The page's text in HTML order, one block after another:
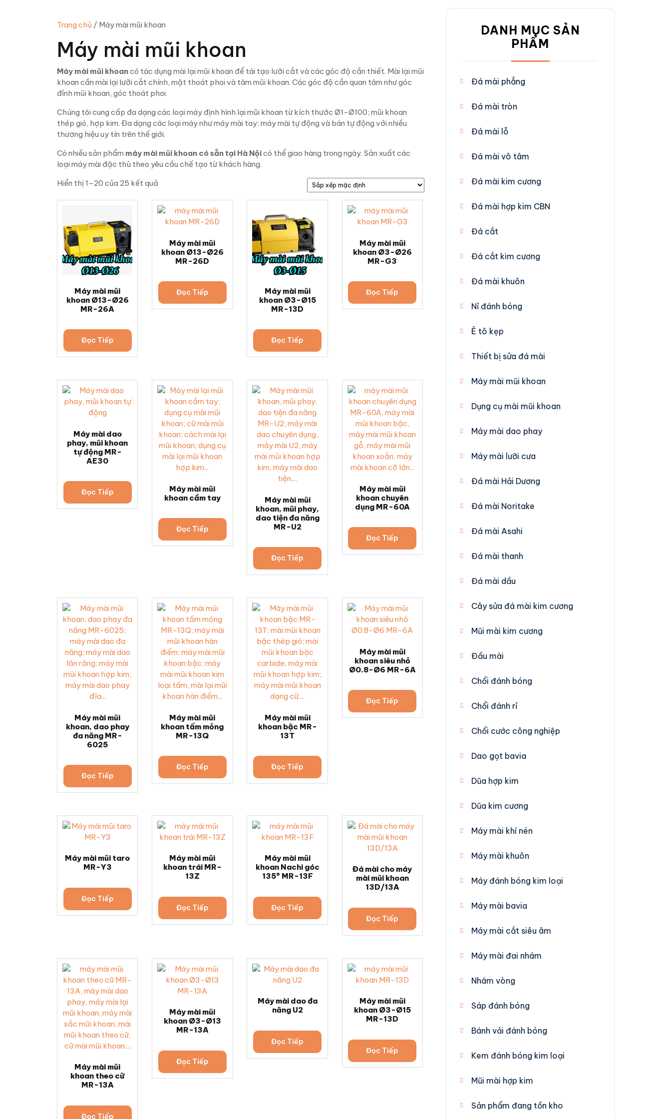
Trang chủ / Máy mài mũi khoan
Máy mài mũi khoan
Máy mài mũi khoancó tác dụng mài lại mũi khoan để tái tạo lưỡi cắt và các góc độ cần thiết. Mài lại mũi
khoan cần mài lại lưỡi cắt chính, mặt thoát phoi và tâm mũi khoan. Các góc độ cần quan tâm như góc
đỉnh mũi khoan, góc thoát phoi.
Chúng tôi cung cấp đa dạng các loại máy định hình lại mũi khoan từ kích thước Ø1-Ø100; mũi khoan
thép gió, hợp kim. Đa dạng các loại máy như máy mài tay; máy mài tự động và bán tự động với nhiều
thương hiệu uy tín trên thế giới.
Có nhiều sản phẩm máy mài mũi khoan có sẵn tại Hà Nộicó thể giao hàng trong ngày. Sản xuất các
loại máy mài đặc thù theo yêu cầu chế tạo từ khách hàng.
Hiển thị 1–20 của 25 kết quả
Máy mài mũi
khoan Ø13-Ø26
MR-26A
Đọc Tiếp
Máy mài mũi
khoan Ø13-Ø26
MR-26D
Đọc Tiếp
Máy mài mũi
khoan Ø3-Ø15
MR-13D
Đọc Tiếp
Máy mài mũi
khoan Ø3-Ø26
MR-G3
Đọc Tiếp
Máy mài dao
phay, mũi khoan
tự động MR-
AE30
Đọc Tiếp
Máy mài mũi
khoan cầm tay
Đọc Tiếp
Máy mài mũi
khoan, mũi phay,
dao tiện đa năng
MR-U2
Đọc Tiếp
Máy mài mũi
khoan chuyên
dụng MR-60A
Đọc Tiếp
Máy mài mũi
khoan, dao phay
đa năng MR-
6025
Đọc Tiếp
Máy mài mũi
khoan tấm mỏng
MR-13Q
Đọc Tiếp
Máy mài mũi
khoan bậc MR-
13T
Đọc Tiếp
Máy mài mũi
khoan siêu nhỏ
Ø0.8-Ø6 MR-6A
Đọc Tiếp
Máy mài mũi taro
MR-Y3
Đọc Tiếp
Máy mài mũi
khoan trái MR-
13Z
Đọc Tiếp
Máy mài mũi
khoan Nachi góc
135° MR-13F
Đọc Tiếp
Đá mài cho máy
mài mũi khoan
13D/13A
Đọc Tiếp
Máy mài mũi
khoan theo cữ
MR-13A
Đọc Tiếp
Máy mài mũi
khoan Ø3-Ø13
MR-13A
Đọc Tiếp
Máy mài dao đa
năng U2
Đọc Tiếp
Máy mài mũi
khoan Ø3-Ø15
MR-13D
Đọc Tiếp
DANH MỤC SẢN
PHẨM
Đá mài phẳng
Đá mài tròn
Đá mài lỗ
Đá mài vô tâm
Đá mài kim cương
Đá mài hợp kim CBN
Đá cắt
Đá cắt kim cương
Đá mài khuôn
Nỉ đánh bóng
Ê tô kẹp
Thiết bị sửa đá mài
Máy mài mũi khoan
Dụng cụ mài mũi khoan
Máy mài dao phay
Máy mài lưỡi cưa
Đá mài Hải Dương
Đá mài Noritake
Đá mài Asahi
Đá mài thanh
Đá mài dầu
Cây sửa đá mài kim cương
Mũi mài kim cương
Đầu mài
Chổi đánh bóng
Chổi đánh rỉ
Chổi cước công nghiệp
Dao gọt bavia
Dũa hợp kim
Dũa kim cương
Máy mài khí nén
Máy mài khuôn
Máy đánh bóng kim loại
Máy mài bavia
Máy mài cắt siêu âm
Máy mài đai nhám
Nhám vòng
Sáp đánh bóng
Bánh vải đánh bóng
Kem đánh bóng kim loại
Mũi mài hợp kim
Sản phẩm đang tồn kho